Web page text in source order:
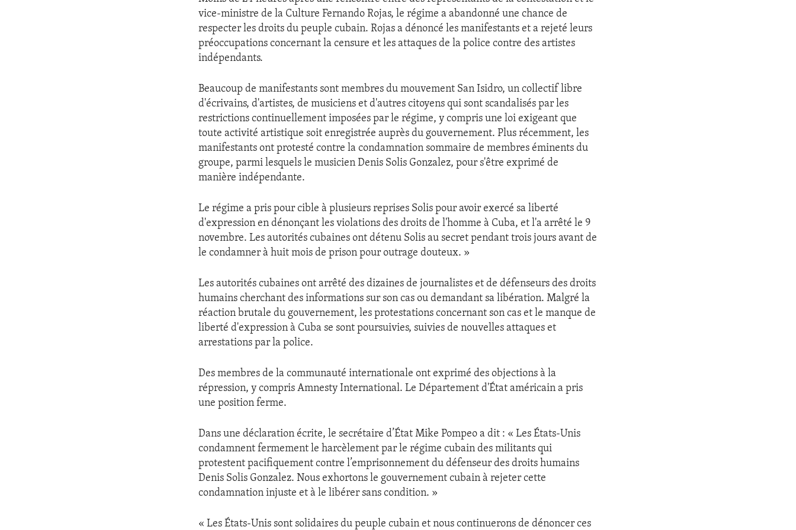
vice-ministre de la Culture Fernando Rojas, le régime a abandonné une chance de
respecter les droits du peuple cubain. Rojas a dénoncé les manifestants et a rejeté leurs
préoccupations concernant la censure et les attaques de la police contre des artistes
indépendants.
Beaucoup de manifestants sont membres du mouvement San Isidro, un collectif libre
d'écrivains, d'artistes, de musiciens et d'autres citoyens qui sont scandalisés par les
restrictions continuellement imposées par le régime, y compris une loi exigeant que
toute activité artistique soit enregistrée auprès du gouvernement. Plus récemment, les
manifestants ont protesté contre la condamnation sommaire de membres éminents du
groupe, parmi lesquels le musicien Denis Solis Gonzalez, pour s'être exprimé de
manière indépendante.
Le régime a pris pour cible à plusieurs reprises Solis pour avoir exercé sa liberté
d'expression en dénonçant les violations des droits de l'homme à Cuba, et l'a arrêté le 9
novembre. Les autorités cubaines ont détenu Solis au secret pendant trois jours avant de
le condamner à huit mois de prison pour outrage douteux. »
Les autorités cubaines ont arrêté des dizaines de journalistes et de défenseurs des droits
humains cherchant des informations sur son cas ou demandant sa libération. Malgré la
réaction brutale du gouvernement, les protestations concernant son cas et le manque de
liberté d'expression à Cuba se sont poursuivies, suivies de nouvelles attaques et
arrestations par la police.
Des membres de la communauté internationale ont exprimé des objections à la
répression, y compris Amnesty International. Le Département d'État américain a pris
une position ferme.
Dans une déclaration écrite, le secrétaire d’État Mike Pompeo a dit : « Les États-Unis
condamnent fermement le harcèlement par le régime cubain des militants qui
protestent pacifiquement contre l’emprisonnement du défenseur des droits humains
Denis Solis Gonzalez. Nous exhortons le gouvernement cubain à rejeter cette
condamnation injuste et à le libérer sans condition. »
« Les États-Unis sont solidaires du peuple cubain et nous continuerons de dénoncer ces